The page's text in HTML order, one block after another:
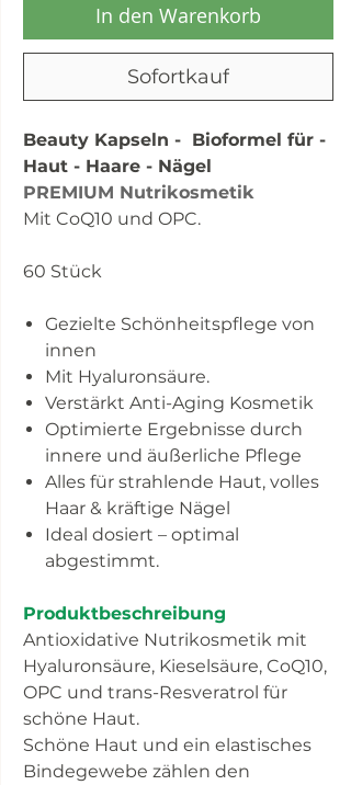
In den Warenkorb
Sofortkauf
Beauty Kapseln - Bioformel für -
Haut - Haare - Nägel
PREMIUM Nutrikosmetik
Mit CoQ10 und OPC.
60 Stück
Gezielte Schönheitspflege von
innen
Mit Hyaluronsäure.
Verstärkt Anti-Aging Kosmetik
Optimierte Ergebnisse durch
innere und äußerliche Pflege
Alles für strahlende Haut, volles
Haar & kräftige Nägel
Ideal dosiert – optimal
abgestimmt.
Produktbeschreibung
Antioxidative Nutrikosmetik mit
Hyaluronsäure, Kieselsäure, CoQ10,
OPC und trans-Resveratrol für
schöne Haut.
Schöne Haut und ein elastisches
Bindegewebe zählen den